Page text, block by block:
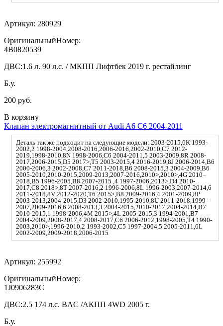
Артикул: 280929
ОригинальныйНомер:
4B0820539
ДВС:1.6 л. 90 л.с. / МКПП Лифтбек 2019 г. рестайлинг
Б.у.
200 руб.
В корзину
Клапан электромагнитный от Audi A6 C6 2004-2011
Деталь так же подходит на следующие модели: 2003-2015,6K 1993-
2002,2 1998-2004,2008-2016,2006-2016,2002-2010,C7 2012-
2019,1998-2010,8N 1998-2006,C6 2004-2011,5 2003-2009,8R 2008-
2017,2006-2015,D5 2017>,T5 2003-2015,4 2016-2019,8J 2006-2014,B6
2000-2006,3 2002-2008,C7 2011-2018,B6 2008-2015,3 2004-2009,B6
2005-2010,2010-2015,2009-2013,2007-2016,2010>,2010>,4G 2010–
2018,B5 1996-2005,B8 2007-2015 ,4 1997-2006,2013>,D4 2010-
2017,C8 2018>,8T 2007-2016,2 1996-2006,8L 1996-2003,2007-2014,6
2011-2018,8V 2012-2020,T6 2015>,B8 2009-2016,4 2001-2009,8P
2003-2013,2004-2015,D3 2002-2010,1995-2010,8U 2011-2018,1999-
2007,2009-2016,6 2008-2013,3 2004-2015,2010-2017,2004-2014,B7
2010-2015,1 1998-2006,4M 2015>,4L 2005-2015,3 1994-2001,B7
2004-2009,2008-2017,4 2008-2017,C6 2006-2012,1998-2005,T4 1990-
2003,2010>,1996-2010,2 1993-2002,C5 1997-2004,5 2005-2011,6L
2002-2009,2009-2018,2006-2015
Артикул: 255992
ОригинальныйНомер:
1J0906283C
ДВС:2.5 174 л.с. BAC /АКПП 4WD 2005 г.
Б.у.